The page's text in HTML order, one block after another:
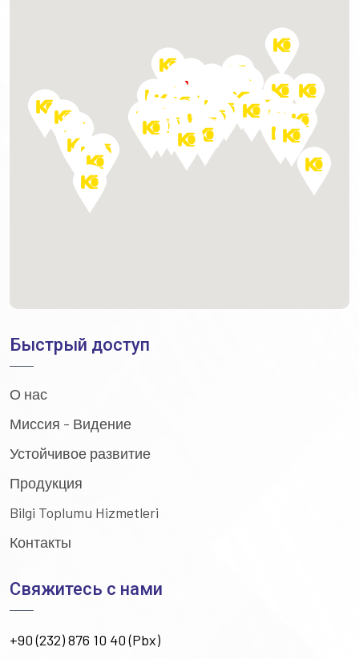
Быстрый доступ
О нас
Миссия - Видение
Устойчивое развитие
Продукция
Bilgi Toplumu Hizmetleri
Контакты
Свяжитесь с нами
+90 (232) 876 10 40 (Pbx)